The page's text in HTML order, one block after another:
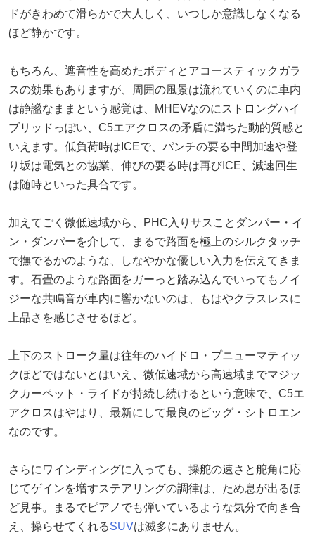
ドがきわめて滑らかで大人しく、いつしか意識しなくなる
ほど静かです。
もちろん、遮音性を高めたボディとアコースティックガラ
スの効果もありますが、周囲の風景は流れていくのに車内
は静謐なままという感覚は、MHEVなのにストロングハイ
ブリッドっぽい、C5エアクロスの矛盾に満ちた動的質感と
いえます。低負荷時はICEで、パンチの要る中間加速や登
り坂は電気との協業、伸びの要る時は再びICE、減速回生
は随時といった具合です。
加えてごく微低速域から、PHC入りサスことダンパー・イ
ン・ダンパーを介して、まるで路面を極上のシルクタッチ
で撫でるかのような、しなやかな優しい入力を伝えてきま
す。石畳のような路面をガーっと踏み込んでいってもノイ
ジーな共鳴音が車内に響かないのは、もはやクラスレスに
上品さを感じさせるほど。
上下のストローク量は往年のハイドロ・プニューマティッ
クほどではないとはいえ、微低速域から高速域までマジッ
クカーペット・ライドが持続し続けるという意味で、C5エ
アクロスはやはり、最新にして最良のビッグ・シトロエン
なのです。
さらにワインディングに入っても、操舵の速さと舵角に応
じてゲインを増すステアリングの調律は、ため息が出るほ
ど見事。まるでピアノでも弾いているような気分で向き合
え、操らせてくれるSUVは滅多にありません。